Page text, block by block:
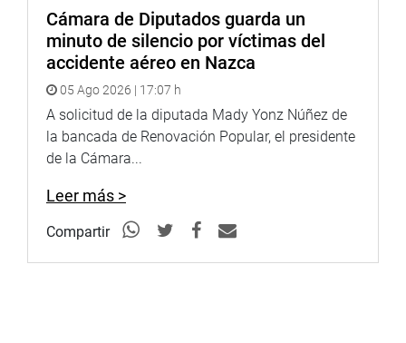
solicitar al Pleno del Congreso la ampliación de su
vigencia hasta el término de la legislatura 2025–2026, a
fin de garantizar la continuidad de los estudios de
preinversión, la adjudicación de tierras y la designación
del gerente general del proyecto, considerados elementos
importantes para la culminación de la etapa técnica y
administrativa del Proyecto Especial Chinecas
INSTITUCIONAL
Cámara de Diputados guarda un
minuto de silencio por víctimas del
accidente aéreo en Nazca
05 Ago 2026 | 17:07 h
A solicitud de la diputada Mady Yonz Núñez de
la bancada de Renovación Popular, el presidente
de la Cámara...
Leer más >
Compartir